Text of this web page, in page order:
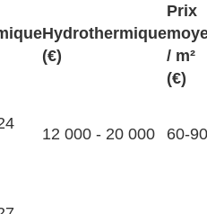
Hydrothermique
(€)
Prix
/ m²
(€)
12 000 - 20 000 60-90